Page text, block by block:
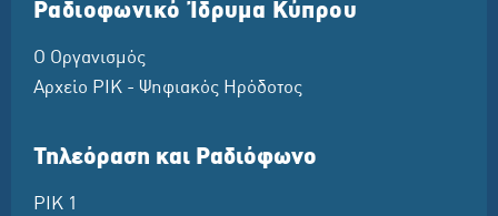
Ραδιοφωνικό Ίδρυμα Κύπρου
Ο Οργανισμός
Αρχείο ΡΙΚ - Ψηφιακός Ηρόδοτος
Τηλεόραση και Ραδιόφωνο
ΡΙΚ 1